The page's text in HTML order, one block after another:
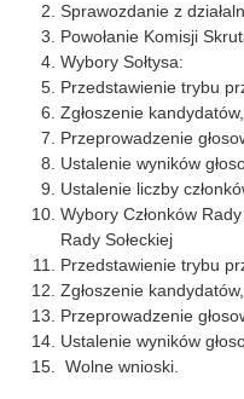
Sprawozdanie z
Powołanie Komisji
Wybory Sołtysa:
Przedstawienie trybu
Zgłoszenie kandydatów,
Przeprowadzenie
Ustalenie wyników
Ustalenie liczby
Wybory Członków
Rady Sołeckiej
Przedstawienie trybu
Zgłoszenie kandydatów,
Przeprowadzenie
Ustalenie wyników
Wolne wnioski.